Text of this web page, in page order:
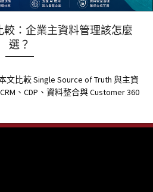
較：企業主資料管理該怎麼
選？
文比較 Single Source of Truth 與主資
、CDP、資料整合與 Customer 360